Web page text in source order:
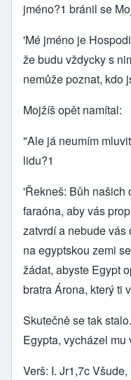
jméno?1 bránil se
'Mé jméno je
že budu vždycky s
nemůže poznat, kdo
Mojžíš opět namítal:
"Ale já neumím
lidu?1
'Řekneš: Bůh našich
faraóna, aby vás
zatvrdí a nebude vás
na egyptskou zemi
žádat, abyste Egypt
bratra Árona, který ti
Skutečně se tak
Egypta, vycházel mu
Verš: I. Jr1,7c